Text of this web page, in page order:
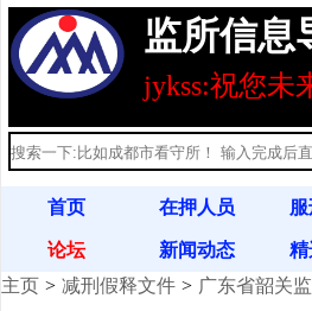
监所信息
jykss:祝您未
首页 在押人员
论坛 新闻动态 精
刑释人员 满刑名单 法
主页 减刑假释文件 广东省韶关